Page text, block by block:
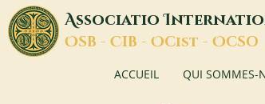
AssociatioI
OSB - CIB - OCist - OCSO
ACCUEIL QUI SOMMES-